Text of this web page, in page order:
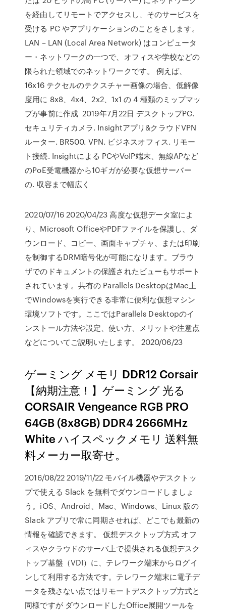
を経由してリモートでアクセスし、そのサービスを
受ける PC やアプリケーションのことをさします。
LAN – LAN (Local Area Network) はコンピュータ
ー・ネットワークの一つで、オフィスや学校などの
限られた領域でのネットワークです。 例えば、
16x16 テクセルのテクスチャー画像の場合、低解像
度用に 8x8、4x4、2x2、1x1 の 4 種類のミップマッ
プが事前に作成 2019年7月22日 デスクトップPC.
セキュリティカメラ. Insightアプリ&クラウドVPN
ルーター. BR500. VPN. ビジネスオフィス. リモー
ト接続. Insightによる PCやVoIP端末、無線APなど
のPoE受電機器から10ギガが必要な仮想サーバー
の. 収容まで幅広く
2020/07/16 2020/04/23 高度な仮想データ室によ
り、Microsoft OfficeやPDFファイルを保護し、ダ
ウンロード、コピー、画面キャプチャ、または印刷
を制御するDRM暗号化が可能になります。ブラウ
ザでのドキュメントの保護されたビューもサポート
されています。共有の Parallels DesktopはMac上
でWindowsを実行できる非常に便利な仮想マシン
環境ソフトです。ここではParallels Desktopのイ
ンストール方法や設定、使い方、メリットや注意点
などについてご説明いたします。 2020/06/23
ゲーミング メモリ DDR12 Corsair
【納期注意！】ゲーミング 光る
CORSAIR Vengeance RGB PRO
64GB (8x8GB) DDR4 2666MHz
White ハイスペックメモリ 送料無
料メーカー取寄せ。
2016/08/22 2019/11/22 モバイル機器やデスクトッ
プで使える Slack を無料でダウンロードしましょ
う。iOS、Android、Mac、Windows、Linux 版の
Slack アプリで常に同期させれば、どこでも最新の
情報を確認できます。 仮想デスクトップ方式 オフ
ィスやクラウドのサーバ上で提供される仮想デスク
トップ基盤（VDI）に、テレワーク端末からログイ
ンして利用する方法です。テレワーク端末に電子デ
ータを残さない点ではリモートデスクトップ方式と
同様ですが ダウンロードしたOffice展開ツールを